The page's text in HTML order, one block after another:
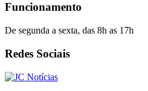
Funcionamento
De segunda a sexta, das 8h as 17h
Redes Sociais